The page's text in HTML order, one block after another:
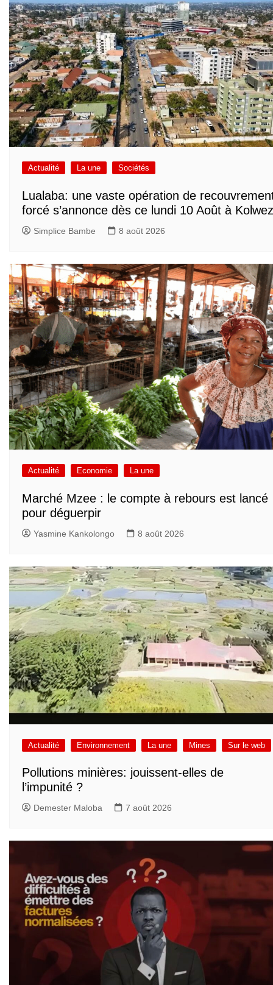
Actualité La une Sociétés
Lualaba: une vaste opération de
forcé s’annonce dès ce lundi 10 Août à
Simplice Bambe 8 août 2026
Actualité Economie La une
Marché Mzee : le compte à rebours est lancé
pour déguerpir
Yasmine Kankolongo 8 août 2026
Actualité Environnement La une Mines Sur le web
Pollutions minières: jouissent-elles de
l’impunité ?
Demester Maloba 7 août 2026